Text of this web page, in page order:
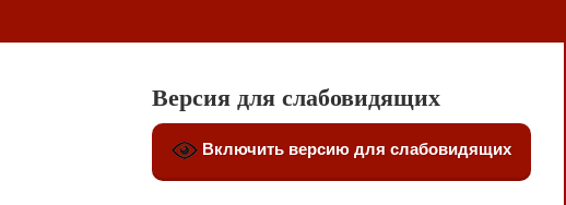
Версия для слабовидящих
Включить версию для слабовидящих